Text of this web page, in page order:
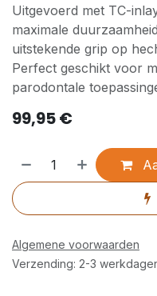
Uitgevoerd met TC-
maximale
uitstekende grip op
Perfect geschikt voor
parodontale
99,95€
Algemene voorwaarden
Verzending: 2-3